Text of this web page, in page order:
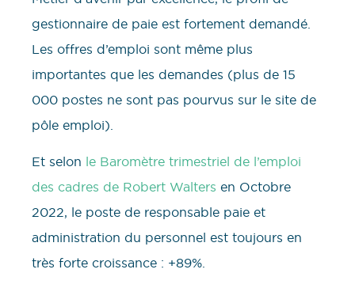
gestionnaire de paie est fortement demandé.
Les offres d’emploi sont même plus
importantes que les demandes (plus de 15
000 postes ne sont pas pourvus sur le site de
pôle emploi).
Et selon le Baromètre trimestriel de l’emploi
des cadres de Robert Walters en Octobre
2022, le poste de responsable paie et
administration du personnel est toujours en
très forte croissance : +89%.